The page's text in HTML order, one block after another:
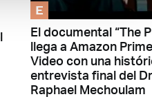
E
El documental “The
llega a Amazon Prime
Video con una
entrevista final del
Raphael Mechoulam